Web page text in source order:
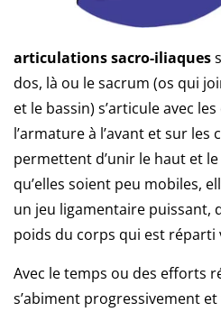
articulations sacro-iliaques
dos, là ou le sacrum (os qui
et le bassin) s’articule avec
l’armature à l’avant et sur les
permettent d’unir le haut et
qu’elles soient peu mobiles,
un jeu ligamentaire puissant,
poids du corps qui est réparti
Avec le temps ou des efforts
s’abiment progressivement